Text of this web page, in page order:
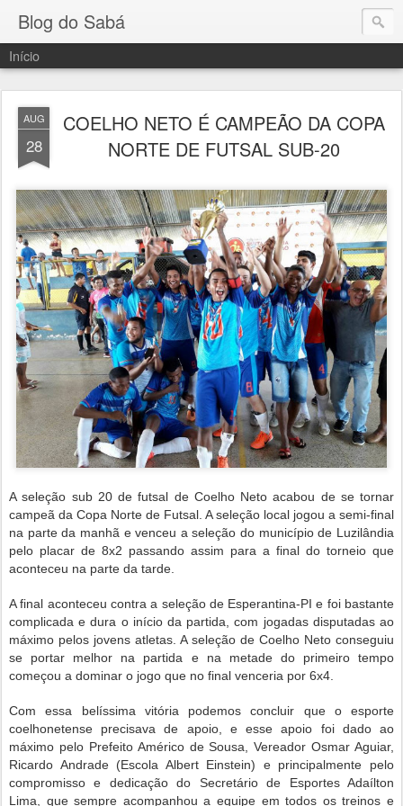
Blog do Sabá
Início
AUG
28
COELHO NETO É CAMPEÃO DA COPA
NORTE DE FUTSAL SUB-20
A seleção sub 20 de futsal de Coelho Neto acabou de se tornar
campeã da Copa Norte de Futsal. A seleção local jogou a semi-final
na parte da manhã e venceu a seleção do município de Luzilândia
pelo placar de 8x2 passando assim para a final do torneio que
aconteceu na parte da tarde.
A final aconteceu contra a seleção de Esperantina-PI e foi bastante
complicada e dura o início da partida, com jogadas disputadas ao
máximo pelos jovens atletas. A seleção de Coelho Neto conseguiu
se portar melhor na partida e na metade do primeiro tempo
começou a dominar o jogo que no final venceria por 6x4.
Com essa belíssima vitória podemos concluir que o esporte
coelhonetense precisava de apoio, e esse apoio foi dado ao
máximo pelo Prefeito Américo de Sousa, Vereador Osmar Aguiar,
Ricardo Andrade (Escola Albert Einstein) e principalmente pelo
compromisso e dedicação do Secretário de Esportes Adaílton
Lima, que sempre acompanhou a equipe em todos os treinos e